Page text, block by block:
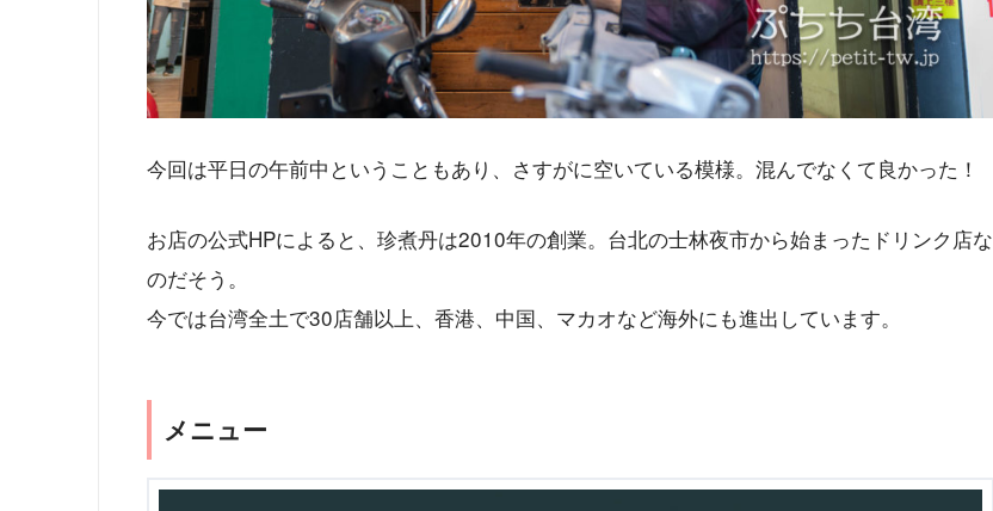
今回は平日の午前中ということもあり、さすがに空いている模様。混んでなくて良かった！
お店の公式HPによると、珍煮丹は2010年の創業。台北の士林夜市から始まったドリンク店な
のだそう。
今では台湾全土で30店舗以上、香港、中国、マカオなど海外にも進出しています。
メニュー